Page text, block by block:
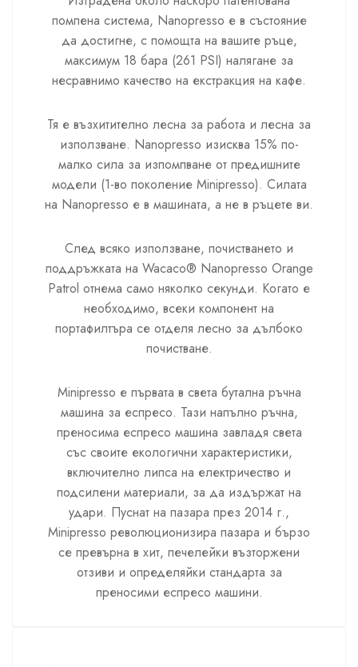
помпена система, Nanopresso е в състояние
да достигне, с помощта на вашите ръце,
максимум 18 бара (261 PSI) налягане за
несравнимо качество на екстракция на кафе.
Тя е възхитително лесна за работа и лесна за
използване. Nanopresso изисква 15% по-
малко сила за изпомпване от предишните
модели (1-во поколение Minipresso). Силата
на Nanopresso е в машината, а не в ръцете ви.
След всяко използване, почистването и
поддръжката на Wacaco® Nanopresso Orange
Patrol отнема само няколко секунди. Когато е
необходимо, всеки компонент на
портафилтъра се отделя лесно за дълбоко
почистване.
Minipresso е първата в света бутална ръчна
машина за еспресо. Тази напълно ръчна,
преносима еспресо машина завладя света
със своите екологични характеристики,
включително липса на електричество и
подсилени материали, за да издържат на
удари. Пуснат на пазара през 2014 г.,
Minipresso революционизира пазара и бързо
се превърна в хит, печелейки възторжени
отзиви и определяйки стандарта за
преносими еспресо машини.